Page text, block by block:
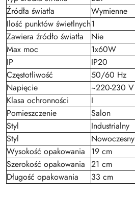
Źródła światła
Wymienne
Ilość punktów świetlnych1
Zawiera źródło światła
Nie
Max moc
1x60W
IP
IP20
Częstotliwość
50/60 Hz
Napięcie
~220-230 V
Klasa ochronności
I
Pomieszczenie
Salon
Styl
Industrialny
Styl
Nowoczesny
Wysokość opakowania
19 cm
Szerokość opakowania 21 cm
Długość opakowania
33 cm